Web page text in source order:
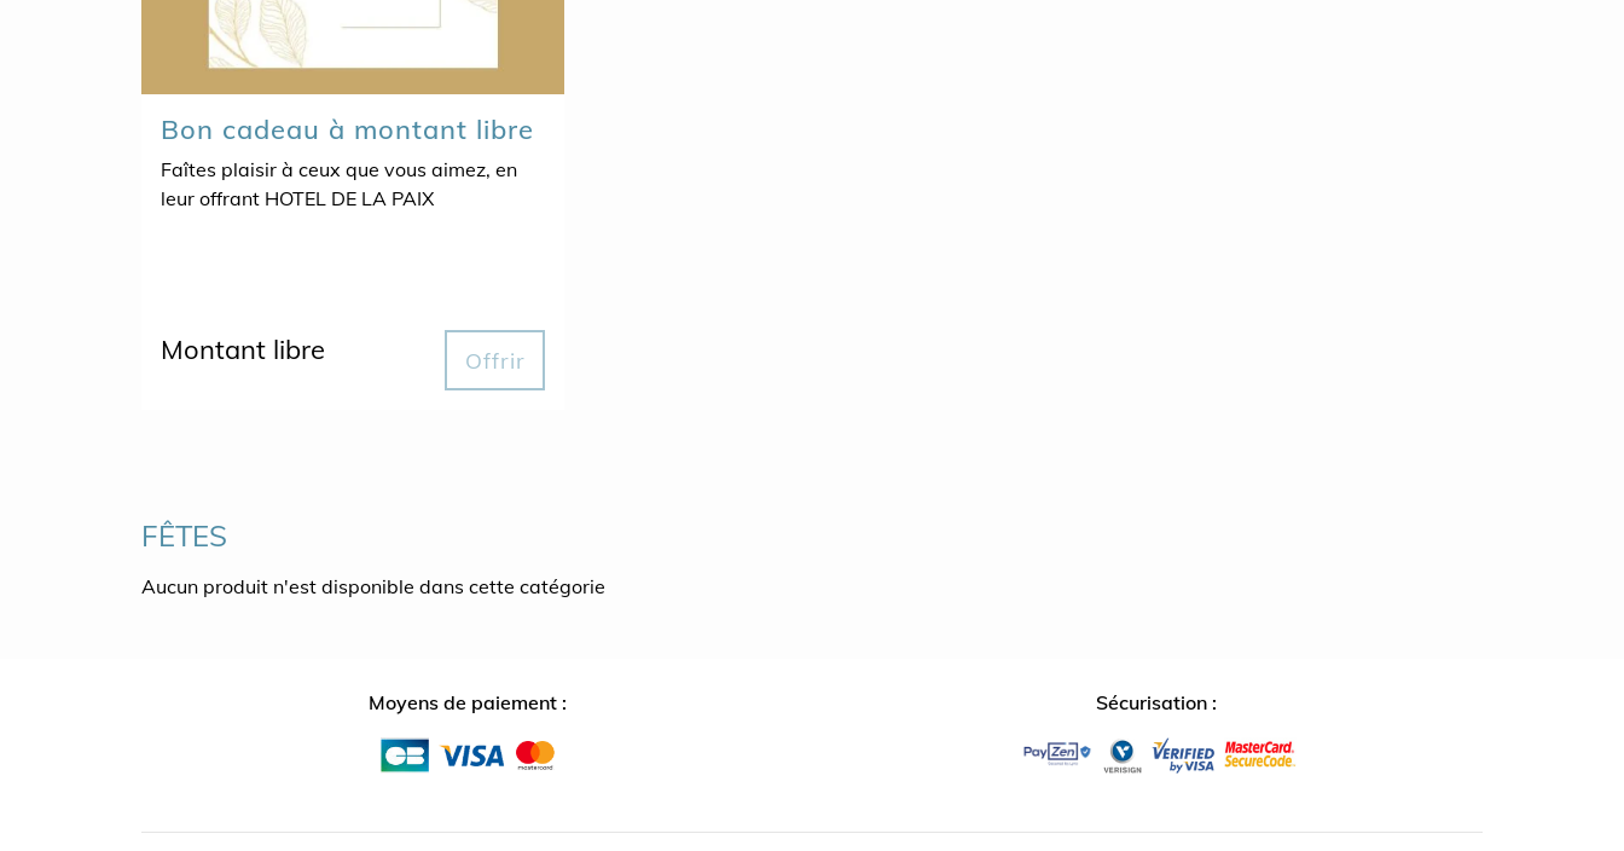
Bon cadeau à montant libre
Faîtes plaisir à ceux que vous aimez, en
leur offrant HOTEL DE LA PAIX
Montant libre Offrir
FÊTES
Aucun produit n'est disponible dans cette catégorie
Moyens de paiement : Sécurisation :